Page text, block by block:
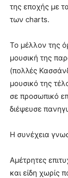
της εποχής με
των charts.
Το μέλλον της
μουσική της
(πολλές
μουσικό της
σε προσωπικό
διέψευσε
Η συνέχεια
Αμέτρητες
και είδη χωρίς